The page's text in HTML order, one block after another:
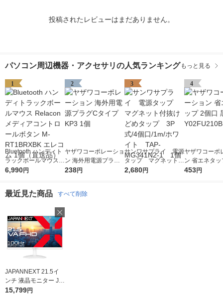
投稿されたレビューはまだありません。
パソコン周辺機器・アクセサリの人気ランキング もっと見る
1
Bluetooth ハンディト
ラックボールマウス R
elacon メディアコン
個（直送品）
6,990円
2
ヤザワコーポレーショ
ン 海外用電源プラグC
タイプ KP3 1個
238円
3
サンワサプライ 電源
タップ マグネット付
抜けどめタップ 3P
2,680円
4
ヤザワコーポ
ン 省エネタ
口 黒
453円
最近見た商品 すべて削除
お気に入りに
登録しました
JAPANNEXT 21.5イ
ンチ 液晶モニター JN
ーV215F2ーW 1台
15,799円